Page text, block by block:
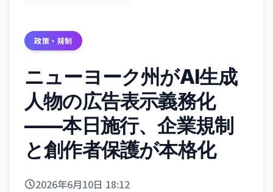
政策・規制
ニューヨーク州がAI生成
人物の広告表示義務化
——本日施行、企業規制
と創作者保護が本格化
2026年6月10日 18:12